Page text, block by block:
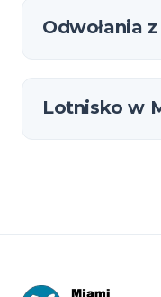
Odwołania
Lotnisko w